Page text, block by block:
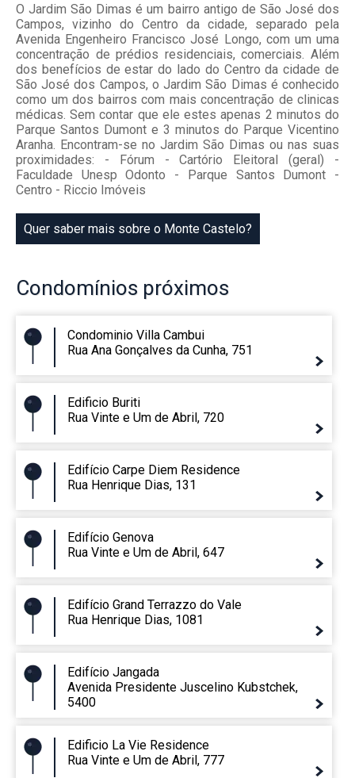
O Jardim São Dimas é um bairro antigo de São José dos
Campos, vizinho do Centro da cidade, separado pela
Avenida Engenheiro Francisco José Longo, com um uma
concentração de prédios residenciais, comerciais. Além
dos benefícios de estar do lado do Centro da cidade de
São José dos Campos, o Jardim São Dimas é conhecido
como um dos bairros com mais concentração de clinicas
médicas. Sem contar que ele estes apenas 2 minutos do
Parque Santos Dumont e 3 minutos do Parque Vicentino
Aranha. Encontram-se no Jardim São Dimas ou nas suas
proximidades: - Fórum - Cartório Eleitoral (geral) -
Faculdade Unesp Odonto - Parque Santos Dumont -
Centro - Riccio Imóveis
Quer saber mais sobre o Monte Castelo?
Condomínios próximos
Condominio Villa Cambui
Rua Ana Gonçalves da Cunha, 751
Edificio Buriti
Rua Vinte e Um de Abril, 720
Edifício Carpe Diem Residence
Rua Henrique Dias, 131
Edifício Genova
Rua Vinte e Um de Abril, 647
Edifício Grand Terrazzo do Vale
Rua Henrique Dias, 1081
Edifício Jangada
Avenida Presidente Juscelino Kubstchek,
5400
Edificio La Vie Residence
Rua Vinte e Um de Abril, 777